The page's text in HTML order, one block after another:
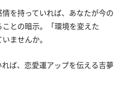
を持っていれば、あなたが今の
との暗示。「環境を変えた
ませんか。
ば、恋愛運アップを伝える吉夢